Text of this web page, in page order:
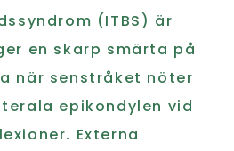
(ITBS) är
en skarp smärta på
när senstråket nöter
epikondylen vid
Externa